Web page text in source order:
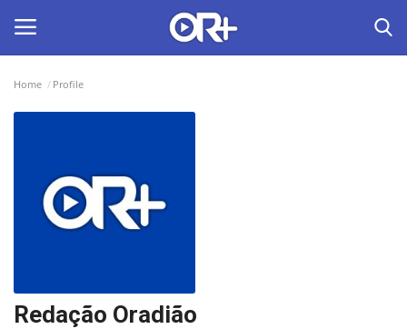
O Radião News
Radio & Tv
Home Profile
Redação Oradião